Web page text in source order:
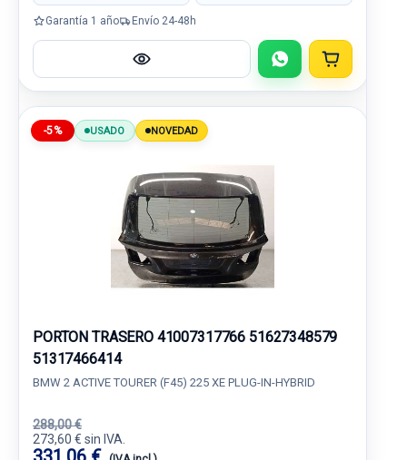
Garantía 1 año Envío 24-48h
-5% USADO NOVEDAD
PORTON TRASERO 41007317766 51627348579
51317466414
BMW 2 ACTIVE TOURER (F45) 225 XE PLUG-IN-HYBRID
288,00 €
273,60 € sin IVA.